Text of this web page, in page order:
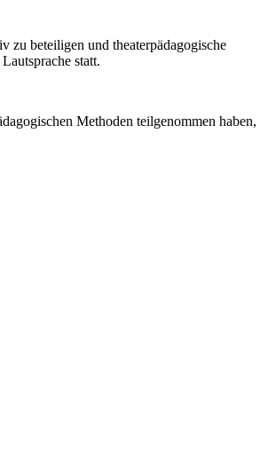
zu beteiligen und theaterpädagogische
statt.
Methoden teilgenommen haben,